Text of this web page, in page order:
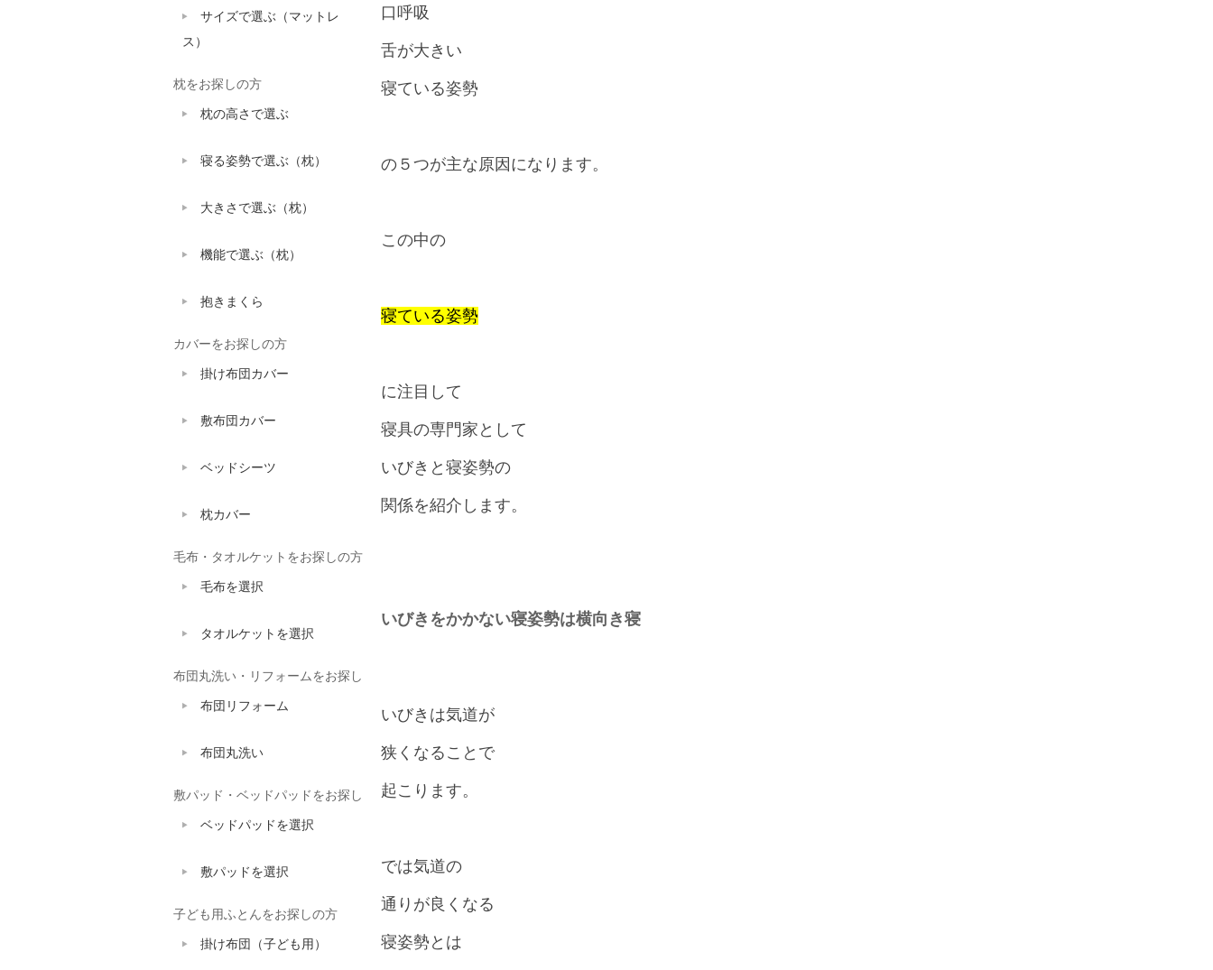
口呼吸
舌が大きい
寝ている姿勢
の５つが主な原因になります。
この中の
寝ている姿勢
に注目して
寝具の専門家として
いびきと寝姿勢の
関係を紹介します。
いびきをかかない寝姿勢は横向き寝
いびきは気道が
狭くなることで
起こります。
では気道の
通りが良くなる
寝姿勢とは
サイズで選ぶ（マットレ
ス）
枕をお探しの方
枕の高さで選ぶ
寝る姿勢で選ぶ（枕）
大きさで選ぶ（枕）
機能で選ぶ（枕）
抱きまくら
カバーをお探しの方
掛け布団カバー
敷布団カバー
ベッドシーツ
枕カバー
毛布・タオルケットをお探しの方
毛布を選択
タオルケットを選択
布団丸洗い・リフォームをお探し
布団リフォーム
布団丸洗い
敷パッド・ベッドパッドをお探し
ベッドパッドを選択
敷パッドを選択
子ども用ふとんをお探しの方
掛け布団（子ども用）